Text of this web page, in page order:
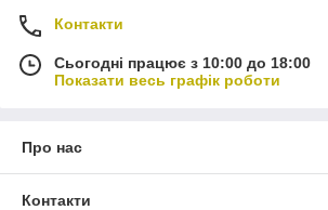
Контакти
Сьогодні працює з 10:00 до 18:00
Показати весь графік роботи
Про нас
Контакти